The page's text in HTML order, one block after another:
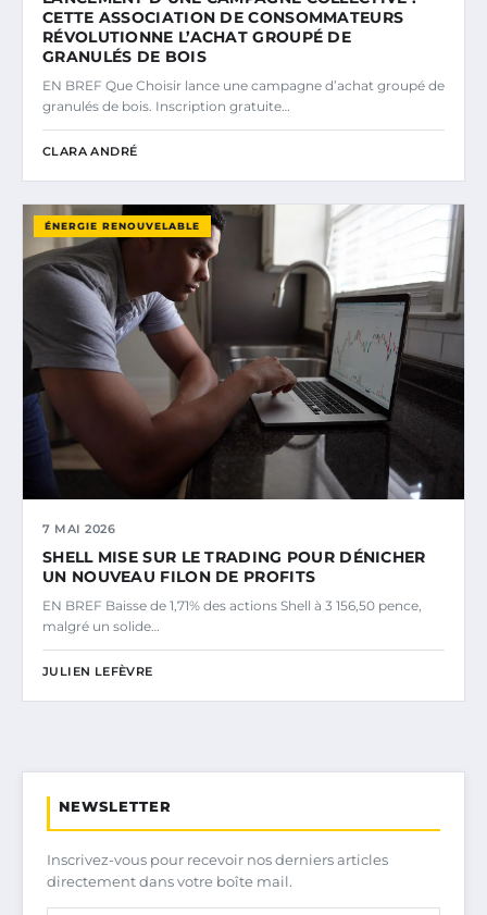
CETTE ASSOCIATION DE CONSOMMATEURS
RÉVOLUTIONNE L’ACHAT GROUPÉ DE
GRANULÉS DE BOIS
EN BREF Que Choisir lance une campagne d’achat groupé de
granulés de bois. Inscription gratuite…
CLARA ANDRÉ
ÉNERGIE RENOUVELABLE
7 MAI 2026
SHELL MISE SUR LE TRADING POUR DÉNICHER
UN NOUVEAU FILON DE PROFITS
EN BREF Baisse de 1,71% des actions Shell à 3 156,50 pence,
malgré un solide…
JULIEN LEFÈVRE
NEWSLETTER
Inscrivez-vous pour recevoir nos derniers articles
directement dans votre boîte mail.